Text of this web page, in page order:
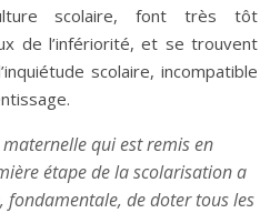
scolaire, font très tôt
de l’infériorité, et se trouvent
scolaire, incompatible
maternelle qui est remis en
étape de la scolarisation a
de doter tous les